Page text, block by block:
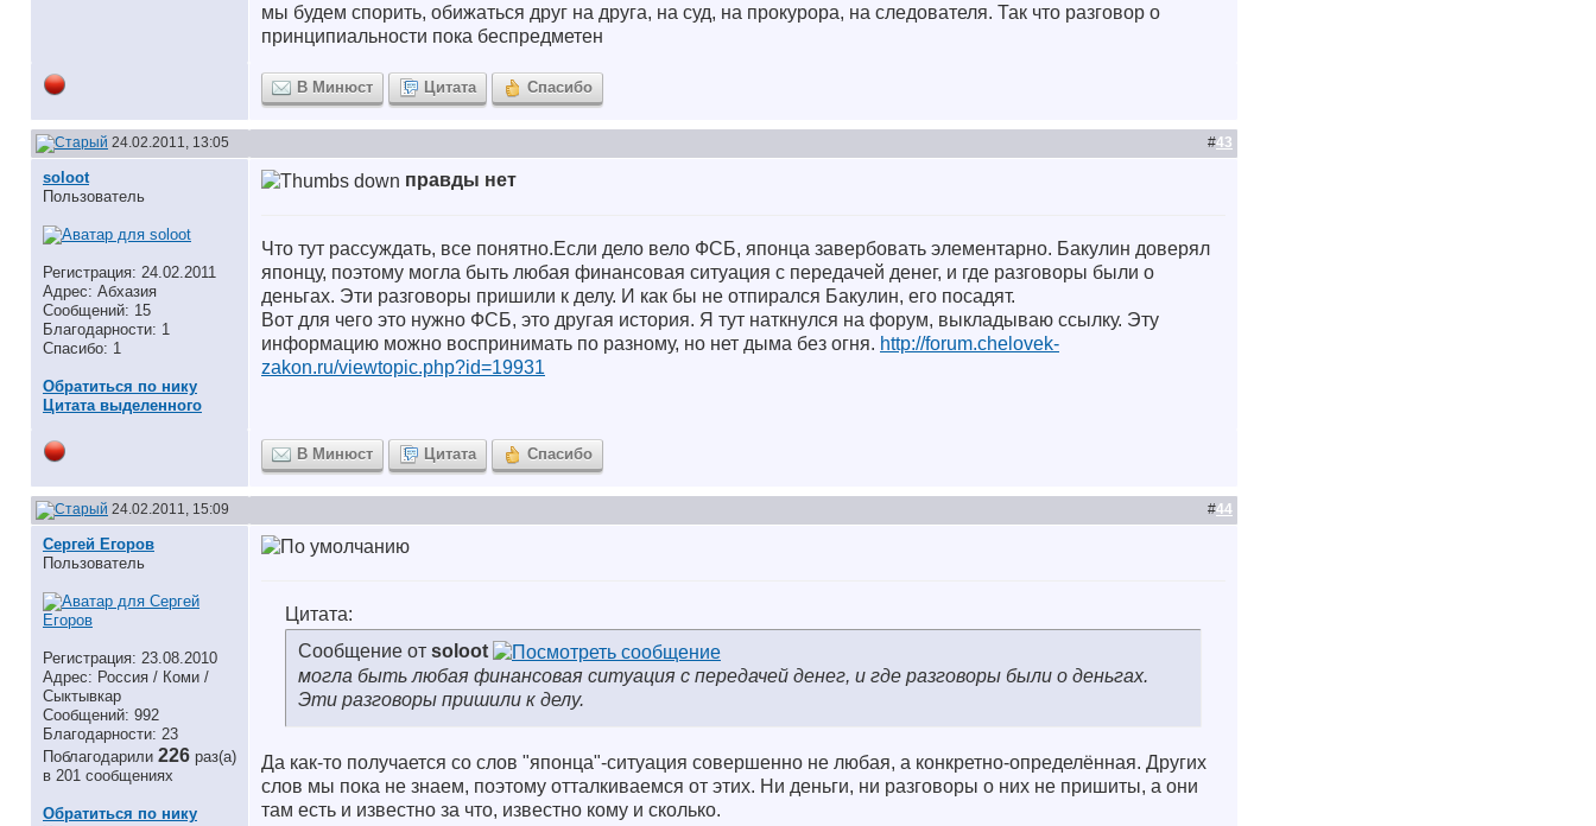
мы будем спорить, обижаться друг на друга, на суд, на прокурора, на следователя. Так что разговор о
принципиальности пока беспредметен
В Минюст Цитата Спасибо
24.02.2011, 13:05 #43
soloot
Пользователь
Регистрация: 24.02.2011
Адрес: Абхазия
Сообщений: 15
Благодарности: 1
Спасибо: 1
Обратиться по нику
Цитата выделенного
правды нет
Что тут рассуждать, все понятно.Если дело вело ФСБ, японца завербовать элементарно. Бакулин доверял
японцу, поэтому могла быть любая финансовая ситуация с передачей денег, и где разговоры были о
деньгах. Эти разговоры пришили к делу. И как бы не отпирался Бакулин, его посадят.
Вот для чего это нужно ФСБ, это другая история. Я тут наткнулся на форум, выкладываю ссылку. Эту
информацию можно воспринимать по разному, но нет дыма без огня. http://forum.chelovek-
zakon.ru/viewtopic.php?id=19931
В Минюст Цитата Спасибо
24.02.2011, 15:09 #44
Сергей Егоров
Пользователь
Регистрация: 23.08.2010
Адрес: Россия / Коми /
Сыктывкар
Сообщений: 992
Благодарности: 23
Поблагодарили 226 раз(а)
в 201 сообщениях
Обратиться по нику
Цитата:
Сообщение от soloot
могла быть любая финансовая ситуация с передачей денег, и где разговоры были о деньгах.
Эти разговоры пришили к делу.
Да как-то получается со слов "японца"-ситуация совершенно не любая, а конкретно-определённая. Других
слов мы пока не знаем, поэтому отталкиваемся от этих. Ни деньги, ни разговоры о них не пришиты, а они
там есть и известно за что, известно кому и сколько.